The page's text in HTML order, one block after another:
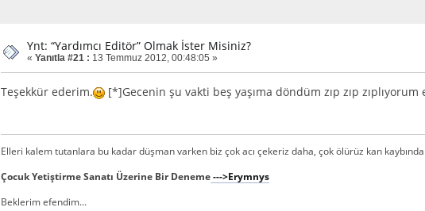
Ynt: “Yardımcı Editör” Olmak İster Misiniz?
« Yanıtla #21 : 13 Temmuz 2012, 00:48:05 »
Teşekkür ederim. [*]Gecenin şu vakti beş yaşıma döndüm zıp zıp
Elleri kalem tutanlara bu kadar düşman varken biz çok acı çekeriz daha, çok ölürüz kan
Çocuk Yetiştirme Sanatı Üzerine Bir Deneme--->Erymnys
Beklerim efendim...